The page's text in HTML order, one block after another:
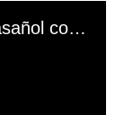
El mal momento de Yanina Gasañol con un hincha argentino en "Subrayado"